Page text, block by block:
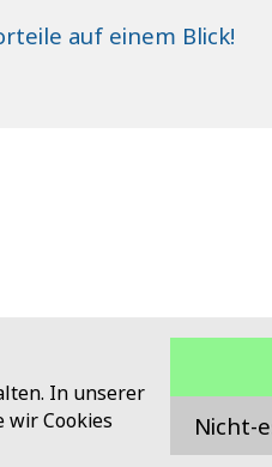
auf einem Blick!
In unserer
Cookies
Nicht-